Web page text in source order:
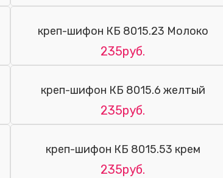
креп-шифон КБ 8015.23 Молоко
235руб.
креп-шифон КБ 8015.6 желтый
235руб.
креп-шифон КБ 8015.53 крем
235руб.